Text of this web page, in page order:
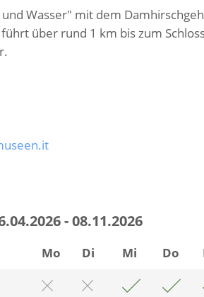
Wasser" mit dem
über rund 1 km bis zum
- 08.11.2026
Mo Di Mi Do